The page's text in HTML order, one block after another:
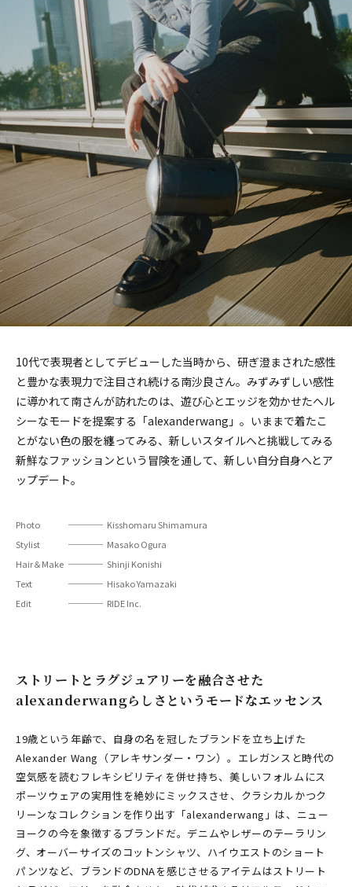
10代で表現者としてデビューした当時から、研ぎ澄まされた感性
と豊かな表現力で注目され続ける南沙良さん。みずみずしい感性
に導かれて南さんが訪れたのは、遊び心とエッジを効かせたヘル
シーなモードを提案する「alexanderwang」。いままで着たこ
とがない色の服を纏ってみる、新しいスタイルへと挑戦してみる――
新鮮なファッションという冒険を通して、新しい自分自身へとア
ップデート。
Photo
Kisshomaru Shimamura
Stylist
Masako Ogura
Hair＆Make
Shinji Konishi
Text
Hisako Yamazaki
Edit
RIDE Inc.
ストリートとラグジュアリーを融合させた
alexanderwangらしさというモードなエッセンス
19歳という年齢で、自身の名を冠したブランドを立ち上げた
Alexander Wang（アレキサンダー・ワン）。エレガンスと時代の
空気感を読むフレキシビリティを併せ持ち、美しいフォルムにス
ポーツウェアの実用性を絶妙にミックスさせ、クラシカルかつク
リーンなコレクションを作り出す「alexanderwang」は、ニュー
ヨークの今を象徴するブランドだ。デニムやレザーのテーラリン
グ、オーバーサイズのコットンシャツ、ハイウエストのショート
パンツなど、ブランドのDNAを感じさせるアイテムはストリート